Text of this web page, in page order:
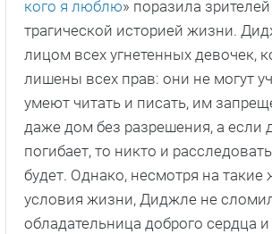
кого я люблю» поразила
трагической историей жизни.
лицом всех угнетенных девочек,
лишены всех прав: они не могут
умеют читать и писать, им
даже дом без разрешения, а если
погибает, то никто и
будет. Однако, несмотря на такие
условия жизни, Диджле не
обладательница доброго сердца